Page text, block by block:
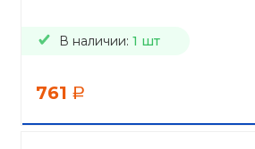
В наличии: 1 шт
761 a